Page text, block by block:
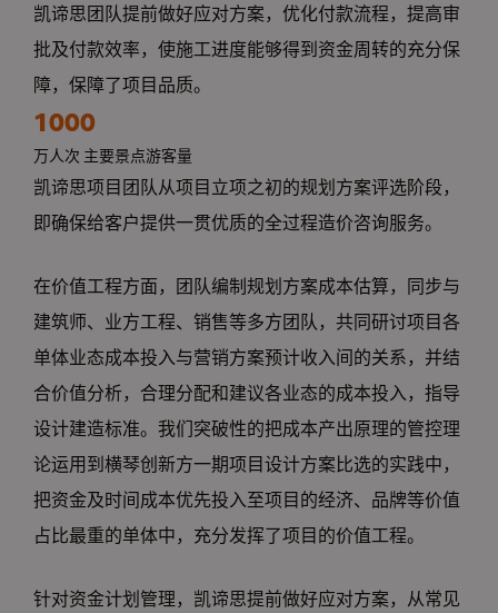
凯谛思团队提前做好应对方案，优化付款流程，提高审
批及付款效率，使施工进度能够得到资金周转的充分保
障，保障了项目品质。
1000
万人次 主要景点游客量
凯谛思项目团队从项目立项之初的规划方案评选阶段，
即确保给客户提供一贯优质的全过程造价咨询服务。
在价值工程方面，团队编制规划方案成本估算，同步与
建筑师、业方工程、销售等多方团队，共同研讨项目各
单体业态成本投入与营销方案预计收入间的关系，并结
合价值分析，合理分配和建议各业态的成本投入，指导
设计建造标准。我们突破性的把成本产出原理的管控理
论运用到横琴创新方一期项目设计方案比选的实践中，
把资金及时间成本优先投入至项目的经济、品牌等价值
占比最重的单体中，充分发挥了项目的价值工程。
针对资金计划管理，凯谛思提前做好应对方案，从常见